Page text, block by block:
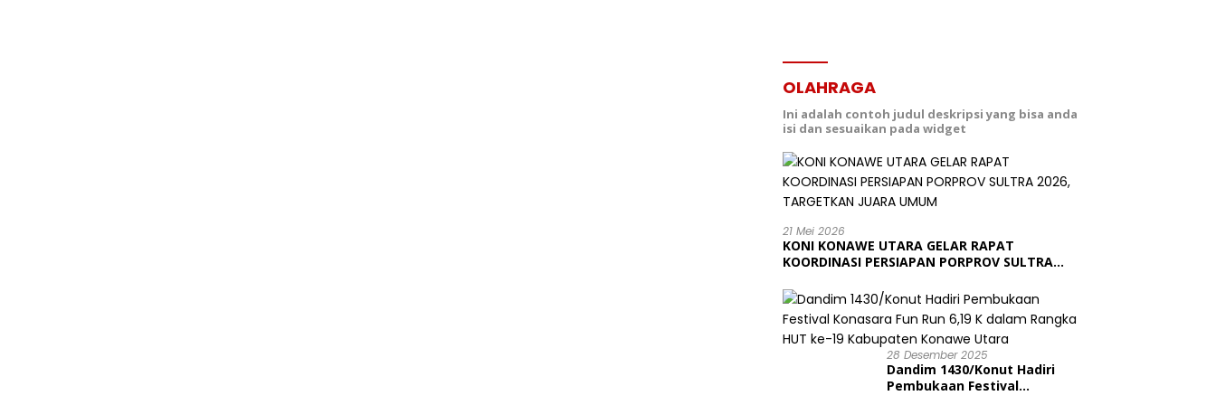
OLAHRAGA
Ini adalah contoh judul deskripsi yang bisa anda
isi dan sesuaikan pada widget
21 Mei 2026
KONI KONAWE UTARA GELAR RAPAT
KOORDINASI PERSIAPAN PORPROV SULTRA
28 Desember 2025
Dandim 1430/Konut Hadiri
Pembukaan Festival